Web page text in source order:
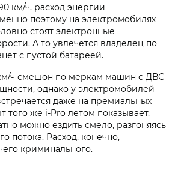
км/ч, расход энергии
поэтому на электромобилях
стоят электронные
А то увлечется владелец по
с пустой батареей.
ч смешон по меркам машин с ДВС
однако у электромобилей
даже на премиальных
того же i‑Pro летом показывает,
можно ездить смело, разгоняясь
потока. Расход, конечно,
криминального.